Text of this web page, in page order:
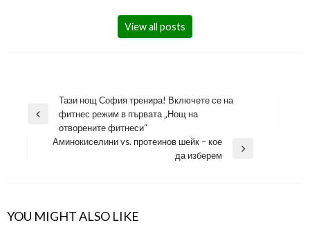
View all posts
Навигация
Previous
Тази нощ София тренира! Включете се на
фитнес режим в първата „Нощ на
отворените фитнеси“
Аминокиселини vs. протеинов шейк – кое
да изберем
YOU MIGHT ALSO LIKE